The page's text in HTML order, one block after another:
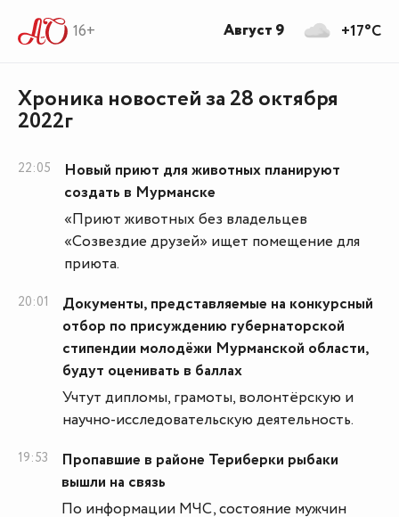
16+
Хроника новостей за 28 октября
2022г
22:05
Новый приют для животных планируют
создать в Мурманске
«Приют животных без владельцев
«Созвездие друзей» ищет помещение для
приюта.
20:01
Документы, представляемые на конкурсный
отбор по присуждению губернаторской
стипендии молодёжи Мурманской области,
будут оценивать в баллах
Учтут дипломы, грамоты, волонтёрскую и
научно-исследовательскую деятельность.
19:53
Пропавшие в районе Териберки рыбаки
вышли на связь
По информации МЧС, состояние мужчин
+17°C
Август 9